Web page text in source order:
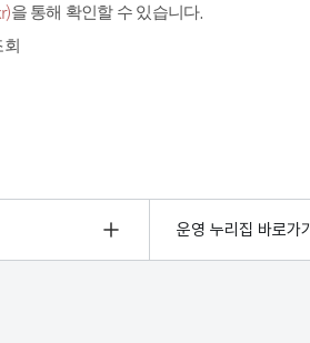
을 통해 확인할 수 있습니다.
운영 누리집 바로가기